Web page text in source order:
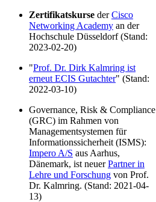
Zertifikatskurse derCisco
Networking Academy an der
Hochschule Düsseldorf (Stand:
2023-02-20)
"Prof. Dr. Dirk Kalmring ist
erneut ECIS Gutachter" (Stand:
2022-03-10)
Governance, Risk & Compliance
(GRC) im Rahmen von
Managementsystemen für
Informationssicherheit (ISMS):
Impero A/S aus Aarhus,
Dänemark, ist neuerPartner in
Lehre und Forschung von Prof.
Dr. Kalmring. (Stand: 2021-04-
13)